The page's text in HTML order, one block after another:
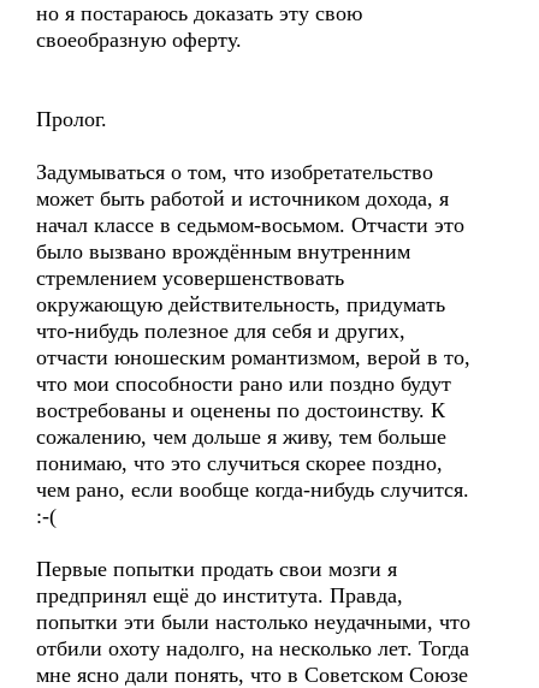
но я постараюсь доказать эту свою
своеобразную оферту.
Пролог.
Задумываться о том, что изобретательство
может быть работой и источником дохода, я
начал классе в седьмом-восьмом. Отчасти это
было вызвано врождённым внутренним
стремлением усовершенствовать
окружающую действительность, придумать
что-нибудь полезное для себя и других,
отчасти юношеским романтизмом, верой в то,
что мои способности рано или поздно будут
востребованы и оценены по достоинству. К
сожалению, чем дольше я живу, тем больше
понимаю, что это случиться скорее поздно,
чем рано, если вообще когда-нибудь случится.
:-(
Первые попытки продать свои мозги я
предпринял ещё до института. Правда,
попытки эти были настолько неудачными, что
отбили охоту надолго, на несколько лет. Тогда
мне ясно дали понять, что в Советском Союзе